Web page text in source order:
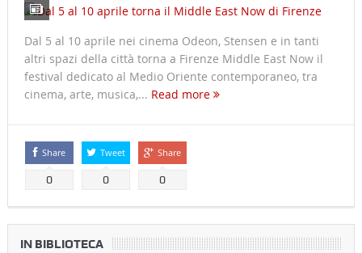
Dal 5 al 10 aprile nei cinema Odeon, Stensen e in tanti
altri spazi della città torna a Firenze Middle East Now il
festival dedicato al Medio Oriente contemporaneo, tra
cinema, arte, musica,... Read more
Share
0
Tweet
0
Share
0
IN BIBLIOTECA